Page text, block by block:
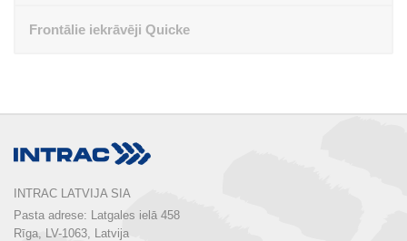
Frontālie iekrāvēji Quicke
INTRAC LATVIJA SIA
Pasta adrese: Latgales ielā 458
Rīga, LV-1063, Latvija